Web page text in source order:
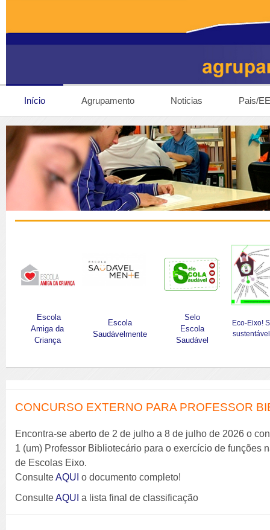
Início Agrupamento Noticias Pais/EE
Escola
Amiga da
Criança
Escola
Saudávelmente
Selo
Escola
Saudável
Eco-Eixo!
CONCURSO EXTERNO PARA PROFESSOR
Encontra-se aberto de 2 de julho a 8 de julho de 2026 o
1 (um) Professor Bibliotecário para o exercício de funções
de Escolas Eixo.
ConsulteAQUI o documento completo!
ConsulteAQUI a lista final de classificação